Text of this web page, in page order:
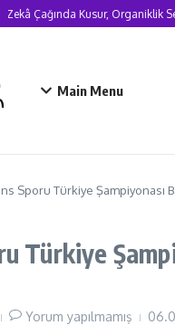
Çağında Kusur, Organiklik
Main Menu
Sporu Türkiye Şampiyonası
Türkiye
Yorum yapılmamış